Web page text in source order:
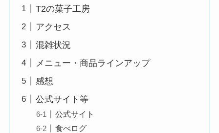
T2の菓子工房
アクセス
混雑状況
メニュー・商品ラインアップ
感想
公式サイト等
公式サイト
食べログ